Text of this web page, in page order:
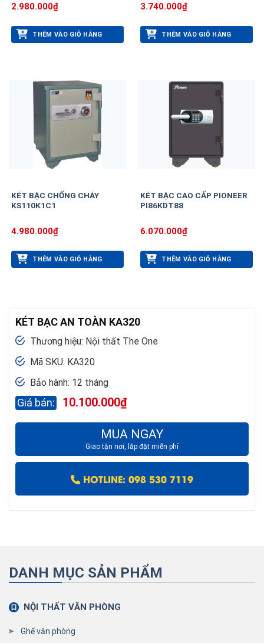
2.980.000₫
THÊM VÀO GIỎ HÀNG
3.740.000₫
THÊM VÀO GIỎ HÀNG
KÉT BẠC CHỐNG CHÁY
KS110K1C1
4.980.000₫
THÊM VÀO GIỎ HÀNG
KÉT BẠC CAO CẤP PIONEER
PI86KDT88
6.070.000₫
THÊM VÀO GIỎ HÀNG
KÉT BẠC AN TOÀN KA320
Thương hiệu: Nội thất The One
Mã SKU: KA320
Bảo hành: 12 tháng
10.100.000₫
MUA NGAY
Giao tận nơi, lắp đặt miễn phí
HOTLINE: 098 530 7119
DANH MỤC SẢN PHẨM
NỘI THẤT VĂN PHÒNG
Ghế văn phòng